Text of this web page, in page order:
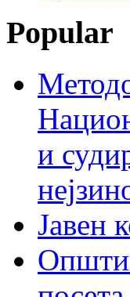
Popular
и
Јавен